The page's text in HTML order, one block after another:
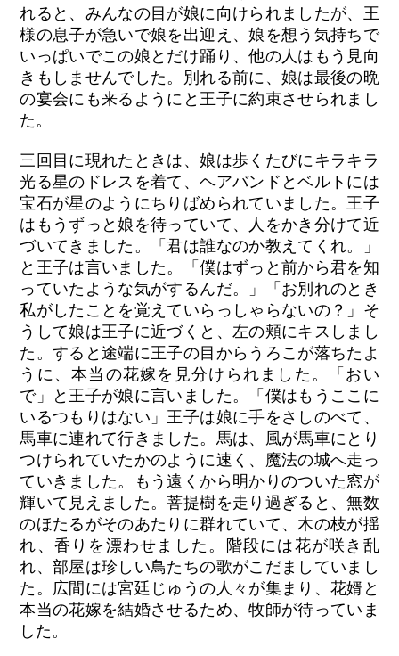
れると、みんなの目が娘に向けられましたが、王
様の息子が急いで娘を出迎え、娘を想う気持ちで
いっぱいでこの娘とだけ踊り、他の人はもう見向
きもしませんでした。別れる前に、娘は最後の晩
の宴会にも来るようにと王子に約束させられまし
た。
三回目に現れたときは、娘は歩くたびにキラキラ
光る星のドレスを着て、ヘアバンドとベルトには
宝石が星のようにちりばめられていました。王子
はもうずっと娘を待っていて、人をかき分けて近
づいてきました。「君は誰なのか教えてくれ。」
と王子は言いました。「僕はずっと前から君を知
っていたような気がするんだ。」「お別れのとき
私がしたことを覚えていらっしゃらないの？」そ
うして娘は王子に近づくと、左の頬にキスしまし
た。すると途端に王子の目からうろこが落ちたよ
うに、本当の花嫁を見分けられました。「おい
で」と王子が娘に言いました。「僕はもうここに
いるつもりはない」王子は娘に手をさしのべて、
馬車に連れて行きました。馬は、風が馬車にとり
つけられていたかのように速く、魔法の城へ走っ
ていきました。もう遠くから明かりのついた窓が
輝いて見えました。菩提樹を走り過ぎると、無数
のほたるがそのあたりに群れていて、木の枝が揺
れ、香りを漂わせました。階段には花が咲き乱
れ、部屋は珍しい鳥たちの歌がこだましていまし
た。広間には宮廷じゅうの人々が集まり、花婿と
本当の花嫁を結婚させるため、牧師が待っていま
した。